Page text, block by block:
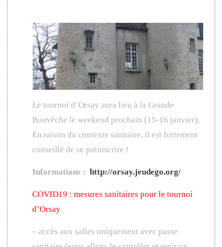
Le tournoi d’Orsay aura lieu à la Grande
Bouvêche le weekend prochain (15-16 janvier).
En raison du contexte sanitaire, il est fortement
conseillé de se préinscrire !
Informations : http://orsay.jeudego.org/
COVID19 : mesures sanitaires pour le tournoi
d’Orsay
– accès aux salles uniquement avec passe